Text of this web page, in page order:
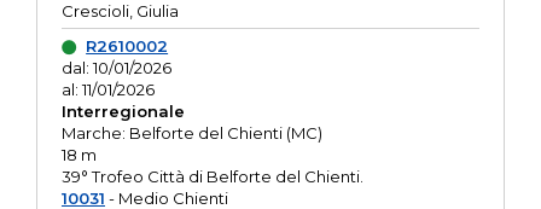
Crescioli, Giulia
R2610002
dal: 10/01/2026
al: 11/01/2026
Interregionale
Marche: Belforte del Chienti (MC)
18 m
39° Trofeo Città di Belforte del Chienti.
10031 - Medio Chienti